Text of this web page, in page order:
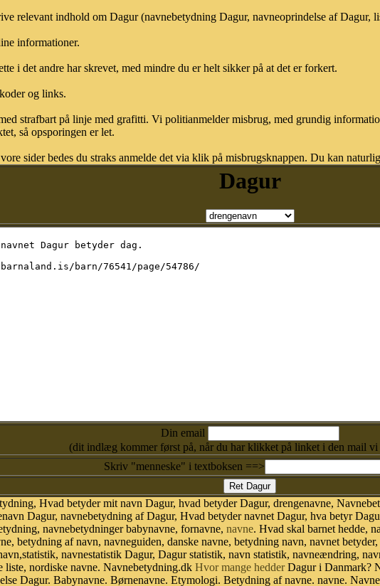
relevant indhold om Dagur (navnebetydning Dagur, navneoprindelse af Dagur,
informationer.
i det andre har skrevet, med mindre du er helt sikker på at det er forkert.
og links.
strafbart på linje med grafitti. Vi politianmelder misbrug, med grundig
så opsporingen er let.
sider bedes du straks anmelde det via klik på misbrugsknappen. Du kan
Dagur
Din email
(dit indlæg kommer først på, når du har klikket på linket i den mail vi
Skriv "menneske" i textboksen ==>
Hvad betyder mit navn Dagur, hvad betyder Dagur, drengenavne,
Dagur, navnebetydning af Dagur, Hvad betyder navnet Dagur, hva betyr
navnebetydninger babynavne, fornavne, navne. Hvad skal barnet hedde,
betydning af navn, navneguiden, danske navne, betydning navn, navnet
navnestatistik Dagur, Dagur statistik, navn statistik, navneændring,
liste, nordiske navne. Navnebetydning.dk Hvor mange hedderDagur i Danmark?
Dagur. Babynavne. Børnenavne. Etymologi. Betydning af navne. navne.